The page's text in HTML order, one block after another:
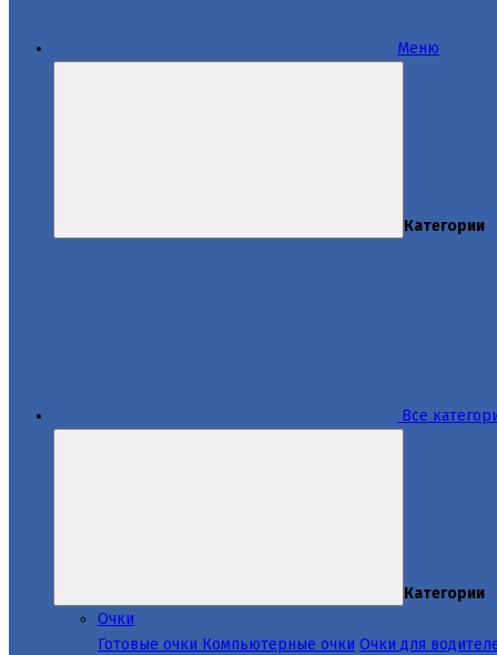
Меню
Категории
Все
Категории
Очки
Готовые очки Компьютерные очки Очки для